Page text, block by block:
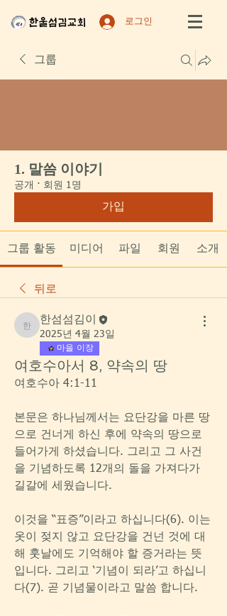
로그인
그룹
1. 말씀 이야기
공개 · 회원 1명
가입
그룹 활동 미디어 파일 회원 소개
뒤로
한섬섬김이
한섬섬김이
2025년 4월 23일
마을 이장
여호수아서 8, 약속의 땅
여호수아 4:1-11
본문은 하나님께서는 요단강을 마른 땅
으로 건너게 하신 후에 약속의 땅으로
들어가게 하셨습니다. 그리고 그 사건
을 기념하도록 12개의 돌을 가져다가
길갈에 세웠습니다.
이것을 “표증”이라고 하십니다(6). 이는
옷이 젖지 않고 요단강을 건넌 것에 대
해 훗날에도 기억해야 할 증거라는 뜻
입니다. 그리고 ‘기념이 되라’고 하십니
다(7). 곧 기념물이라고 말씀 합니다.